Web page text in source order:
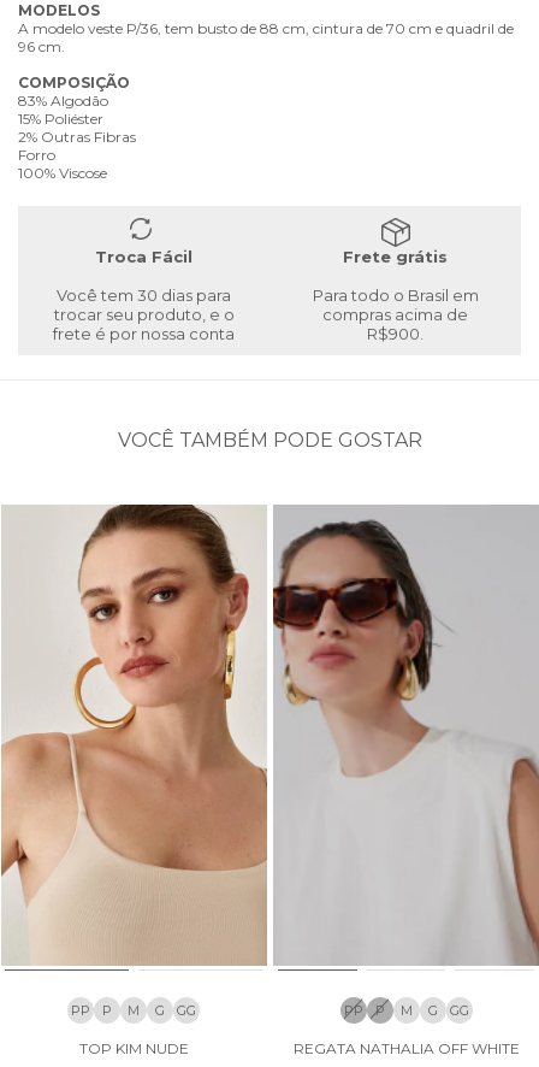
MODELOS
A modelo veste P/36, tem busto de 88 cm, cintura de 70 cm e quadril de
96 cm.
COMPOSIÇÃO
83% Algodão
15% Poliéster
2% Outras Fibras
Forro
100% Viscose
Troca Fácil
Você tem 30 dias para
trocar seu produto, e o
frete é por nossa conta
Frete grátis
Para todo o Brasil em
compras acima de
R$900.
VOCÊ TAMBÉM PODE GOSTAR
PP P M G GG
TOP KIM NUDE
PP P M G GG
REGATA NATHALIA OFF WHITE